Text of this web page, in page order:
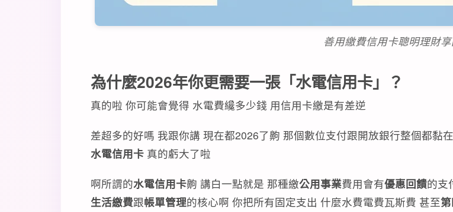
善用繳費信用卡聰明理財
為什麼2026年你更需要一張「水電信用卡」？
真的啦 你可能會覺得 水電費纔多少錢 用信用卡繳是有差逆
差超多的好嗎 我跟你講 現在都2026了齁 那個數位支付跟開放銀行整個都黏
水電信用卡 真的虧大了啦
啊所謂的水電信用卡齁 講白一點就是 那種繳公用事業費用會有優惠回饋的支
生活繳費跟帳單管理的核心啊 你把所有固定支出 什麼水費電費瓦斯費 甚至